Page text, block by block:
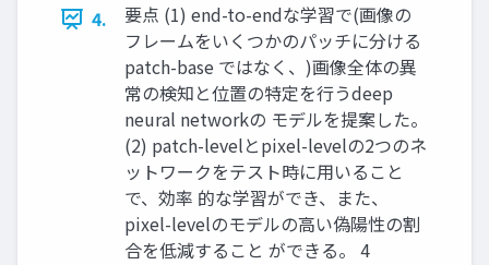
4.
要点 (1) end-to-endな学習で(画像の
フレームをいくつかのパッチに分ける
patch-base ではなく、)画像全体の異
常の検知と位置の特定を行うdeep
neural networkの モデルを提案した。
(2) patch-levelとpixel-levelの2つのネ
ットワークをテスト時に用いること
で、効率 的な学習ができ、また、
pixel-levelのモデルの高い偽陽性の割
合を低減すること ができる。 4